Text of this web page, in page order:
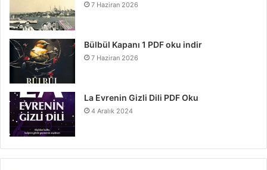
7 Haziran 2026
Bülbül Kapanı 1 PDF oku indir
7 Haziran 2026
La Evrenin Gizli Dili PDF Oku
4 Aralık 2024